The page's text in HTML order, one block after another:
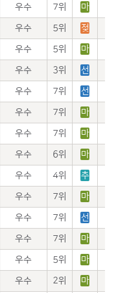
우수 7위 마
우수 5위 젖
우수 5위 마
우수 3위 선
우수 7위 선
우수 7위 마
우수 7위 마
우수 6위 마
우수 4위 추
우수 7위 마
우수 7위 선
우수 7위 마
우수 5위 마
우수 2위 마